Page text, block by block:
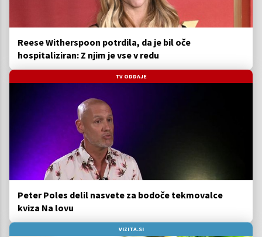
Reese Witherspoon potrdila, da je bil oče
hospitaliziran: Z njim je vse v redu
TV ODDAJE
Peter Poles delil nasvete za bodoče tekmovalce
kviza Na lovu
VIZITA.SI